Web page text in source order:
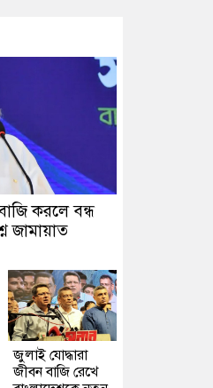
করলে বন্ধ
জামায়াত
জুলাই যোদ্ধারা
জীবন বাজি রেখে